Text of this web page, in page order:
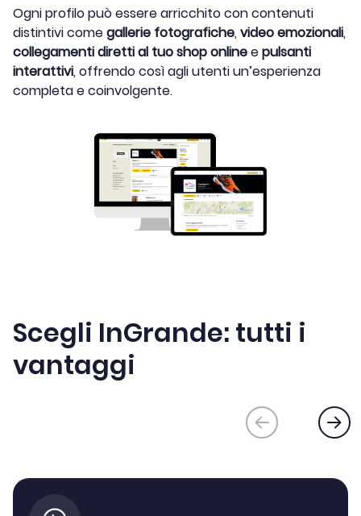
Ogni profilo può essere arricchito con contenuti
distintivi comegallerie fotografiche,video emozionali,
collegamenti diretti al tuo shop onlineepulsanti
interattivi, offrendo così agli utenti un’esperienza
completa e coinvolgente.
Scegli InGrande: tutti i
vantaggi